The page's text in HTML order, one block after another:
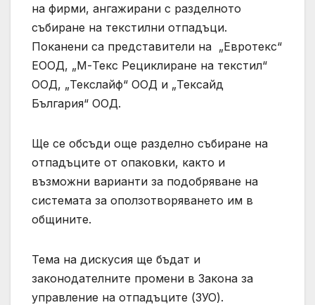
на фирми, ангажирани с разделното
събиране на текстилни отпадъци.
Поканени са представители на „Евротекс“
ЕООД, „М-Текс Рециклиране на текстил“
ООД, „Текслайф“ ООД и „Тексайд
България“ ООД.
Ще се обсъди още разделно събиране на
отпадъците от опаковки, както и
възможни варианти за подобряване на
системата за оползотворяването им в
общините.
Тема на дискусия ще бъдат и
законодателните промени в Закона за
управление на отпадъците (ЗУО).